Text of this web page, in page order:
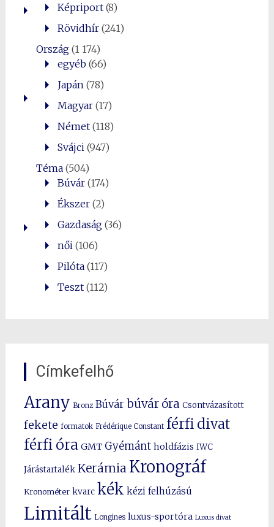
Képriport(8)
Rövidhír(241)
Ország(1 174)
egyéb(66)
Japán (78)
Magyar(17)
Német(118)
Svájci (947)
Téma(504)
Búvár(174)
Ékszer(2)
Gazdaság(36)
női (106)
Pilóta(117)
Teszt(112)
Címkefelhő
Arany Bronz Búvár búvár óra Csontvázasított
fekete formatok Frédérique Constant férfi divat
férfi óra GMT Gyémánt holdfázis IWC
Járástartalék Kerámia Kronográf
Kronométer kvarc kék kézi felhúzású
Limitált Longines luxus-sportóra Luxus divat